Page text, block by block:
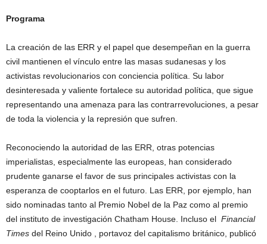
Programa
La creación de las ERR y el papel que desempeñan en la guerra
civil mantienen el vínculo entre las masas sudanesas y los
activistas revolucionarios con conciencia política. Su labor
desinteresada y valiente fortalece su autoridad política, que sigue
representando una amenaza para las contrarrevoluciones, a pesar
de toda la violencia y la represión que sufren.
Reconociendo la autoridad de las ERR, otras potencias
imperialistas, especialmente las europeas, han considerado
prudente ganarse el favor de sus principales activistas con la
esperanza de cooptarlos en el futuro. Las ERR, por ejemplo, han
sido nominadas tanto al Premio Nobel de la Paz como al premio
del instituto de investigación Chatham House. Incluso el Financial
Times del Reino Unido , portavoz del capitalismo británico, publicó